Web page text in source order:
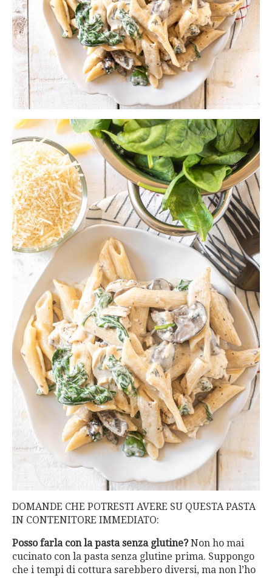
DOMANDE CHE POTRESTI AVERE SU QUESTA PASTA
IN CONTENITORE IMMEDIATO:
Posso farla con la pasta senza glutine?Non ho mai
cucinato con la pasta senza glutine prima. Suppongo
che i tempi di cottura sarebbero diversi, ma non l’ho